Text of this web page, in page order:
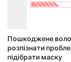
Пошкоджене
розпізнати
підібрати маску